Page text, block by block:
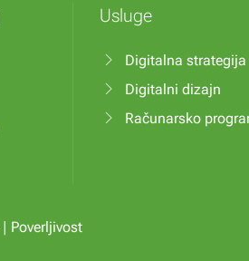
Usluge
Digitalna strategija
Digitalni dizajn
Računarsko
Poverljivost